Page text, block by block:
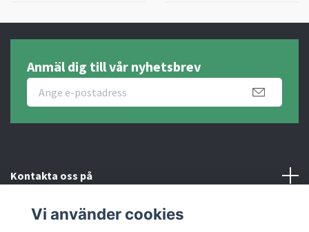
Anmäl dig till vår nyhetsbrev
Kontakta oss på
Fotmeny
Vi använder cookies